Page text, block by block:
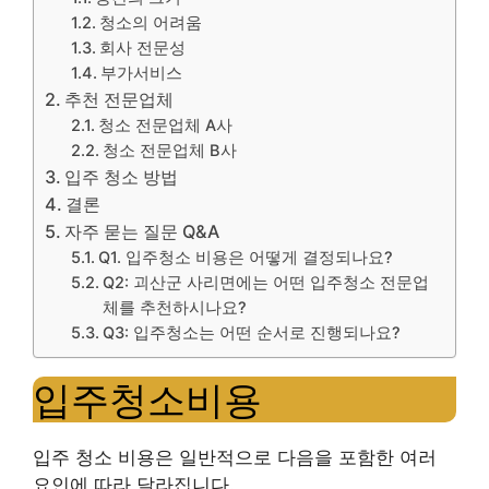
청소의 어려움
회사 전문성
부가서비스
추천 전문업체
청소 전문업체 A사
청소 전문업체 B사
입주 청소 방법
결론
자주 묻는 질문 Q&A
Q1. 입주청소 비용은 어떻게 결정되나요?
Q2: 괴산군 사리면에는 어떤 입주청소 전문업
체를 추천하시나요?
Q3: 입주청소는 어떤 순서로 진행되나요?
입주청소비용
입주 청소 비용은 일반적으로 다음을 포함한 여러
요인에 따라 달라집니다.